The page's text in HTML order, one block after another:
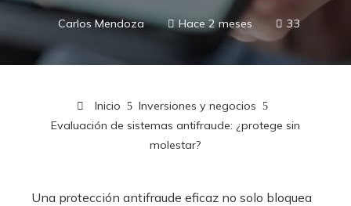
Carlos Mendoza Hace 2 meses 33
Inicio
Inversiones y negocios
Evaluación de sistemas antifraude: ¿protege sin
molestar?
Una protección antifraude eficaz no solo bloquea